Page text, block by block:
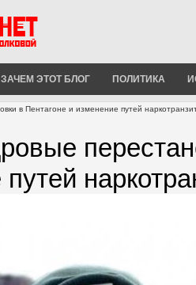
ЗАЧЕМ ЭТОТ БЛОГ ПОЛИТИКА
в Пентагоне и изменение путей